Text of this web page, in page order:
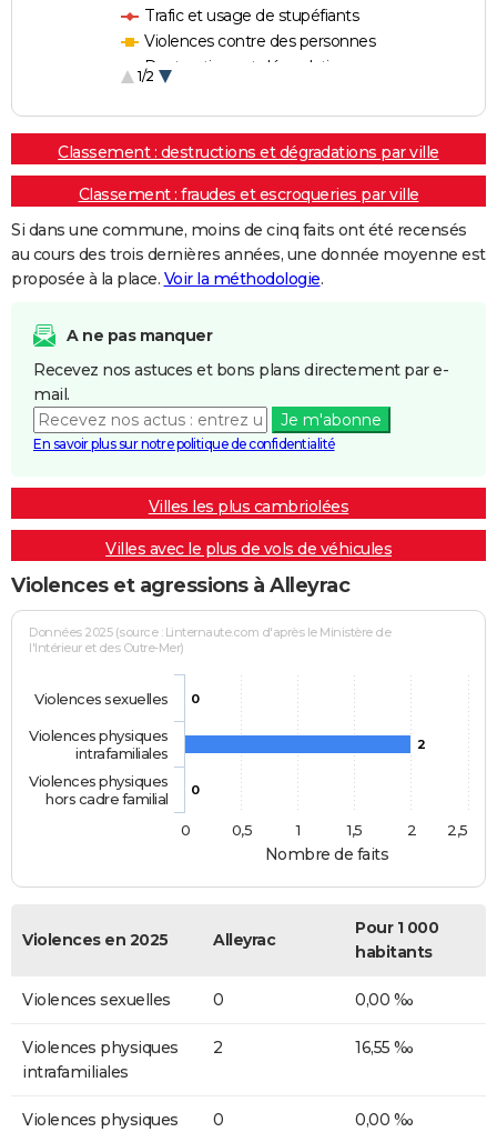
Trafic et usage de stupéfiants
Violences contre des personnes
Destructions et dégradations
1/2
Classement : destructions et dégradations par ville
Classement : fraudes et escroqueries par ville
Si dans une commune, moins de cinq faits ont été recensés
au cours des trois dernières années, une donnée moyenne est
proposée à la place. Voir la méthodologie.
A ne pas manquer
Recevez nos astuces et bons plans directement par e-
mail.
Je m'abonne
En savoir plus sur notre politique de confidentialité
Villes les plus cambriolées
Villes avec le plus de vols de véhicules
Violences et agressions à Alleyrac
Nombre de faits
Données 2025 (source : Linternaute.com d'après le Ministère de
l'Intérieur et des Outre-Mer)
0
2
0
Violences sexuelles
Violences physiques
intrafamiliales
Violences physiques
hors cadre familial
0
0,5 1 1,5 2 2,5
Violences en 2025 Alleyrac
Pour 1 000
habitants
Violences sexuelles 0 0,00 ‰
Violences physiques
intrafamiliales
2 16,55 ‰
Violences physiques
0 0,00 ‰